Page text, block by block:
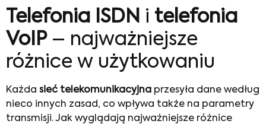
Telefonia ISDN i telefonia
VoIP– najważniejsze
różnice w użytkowaniu
Każda sieć telekomunikacyjna przesyła dane według
nieco innych zasad, co wpływa także na parametry
transmisji. Jak wyglądają najważniejsze różnice